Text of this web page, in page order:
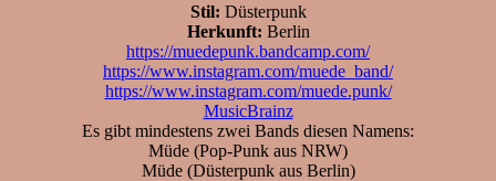
Stil: Düsterpunk
Herkunft: Berlin
https://muedepunk.bandcamp.com/
https://www.instagram.com/muede_band/
https://www.instagram.com/muede.punk/
MusicBrainz
Es gibt mindestens zwei Bands diesen Namens:
Müde (Pop-Punk aus NRW)
Müde (Düsterpunk aus Berlin)